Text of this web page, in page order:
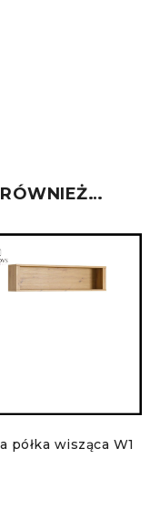
półka wisząca W1